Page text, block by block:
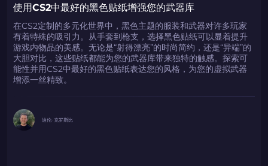
使用CS2中最好的黑色贴纸增强您的武器库
在CS2定制的多元化世界中，黑色主题的服装和武器对许多玩家
有着特殊的吸引力。从手套到枪支，选择黑色贴纸可以显着提升
游戏内物品的美感。无论是“射得漂亮”的时尚简约，还是“异端”的
大胆对比，这些贴纸都能为您的武器库带来独特的触感。探索可
能性并用CS2中最好的黑色贴纸表达您的风格，为您的虚拟武器
增添一丝精致。
迪伦· 克罗斯比